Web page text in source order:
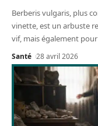
Berberis vulgaris, plus
vinette, est un arbuste
vif, mais également
Santé 28 avril 2026